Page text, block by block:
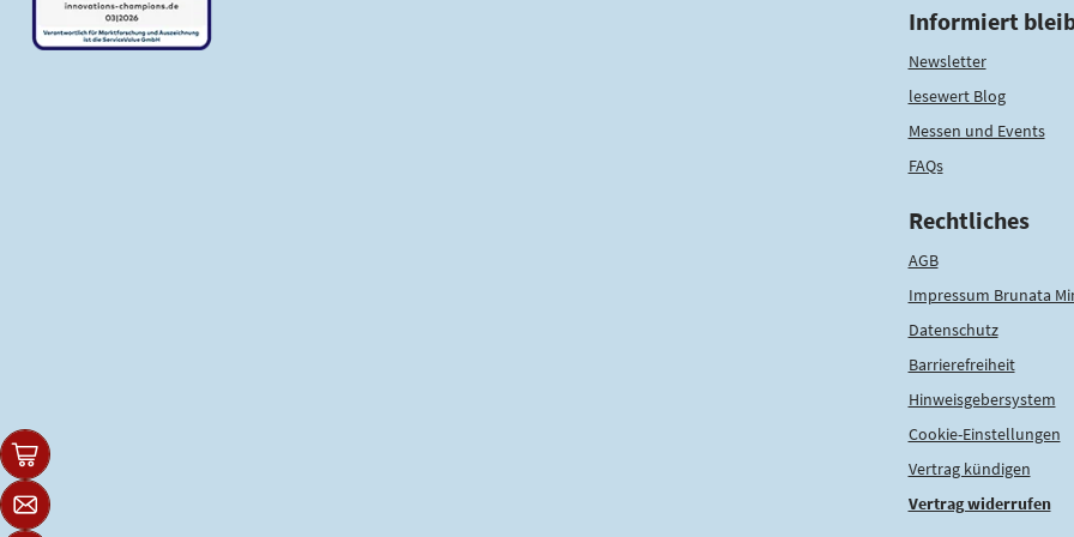
Informiert
Newsletter
lesewert Blog
Messen und Events
FAQs
Rechtliches
AGB
Impressum Brunata
Datenschutz
Barrierefreiheit
Hinweisgebersystem
Cookie-Einstellungen
Vertrag kündigen
Vertrag widerrufen